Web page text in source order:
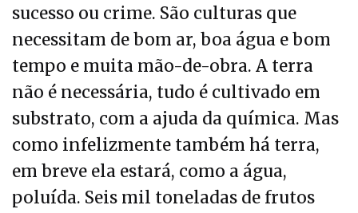
sucesso ou crime. São culturas que
necessitam de bom ar, boa água e bom
tempo e muita mão-de-obra. A terra
não é necessária, tudo é cultivado em
substrato, com a ajuda da química. Mas
como infelizmente também há terra,
em breve ela estará, como a água,
poluída. Seis mil toneladas de frutos